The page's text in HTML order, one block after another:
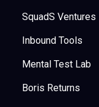
SquadS Ventures
Inbound Tools
Mental Test Lab
Boris Returns